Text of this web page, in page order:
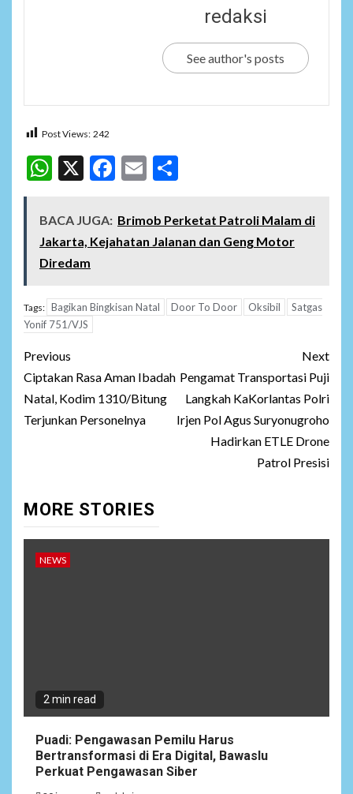
redaksi
See author's posts
Post Views: 242
WhatsApp
X Facebook
Email
BACA JUGA: Brimob Perketat Patroli Malam di
Jakarta, Kejahatan Jalanan dan Geng Motor
Diredam
Tags: Bagikan Bingkisan Natal Door To Door Oksibil
Satgas
Yonif 751/VJS
Post
navigation
Previous
Ciptakan Rasa Aman Ibadah
Natal, Kodim 1310/Bitung
Terjunkan Personelnya
Next
Pengamat Transportasi Puji
Langkah KaKorlantas Polri
Irjen Pol Agus Suryonugroho
Hadirkan ETLE Drone
Patrol Presisi
MORE STORIES
NEWS
2 min read
Puadi: Pengawasan Pemilu Harus
Bertransformasi di Era Digital, Bawaslu
Perkuat Pengawasan Siber